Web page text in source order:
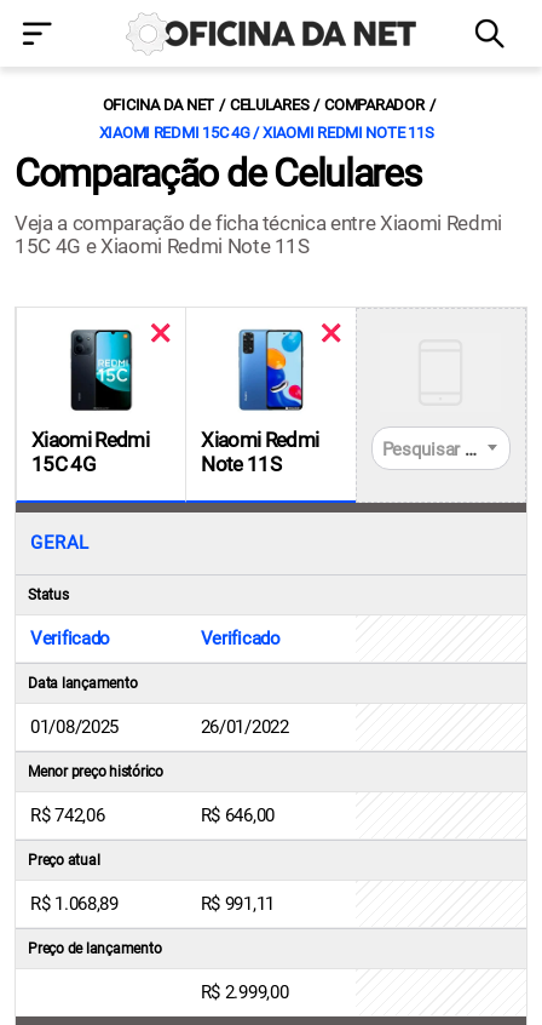
OFICINA DA NET CELULARES
COMPARADOR
XIAOMI REDMI 15C 4G / XIAOMI REDMI NOTE 11S
Comparação de Celulares
Veja a comparação de ficha técnica entre Xiaomi Redmi
15C 4G e Xiaomi Redmi Note 11S
Xiaomi Redmi
15C 4G
Xiaomi Redmi
Note 11S
Pesquisar celulares
GERAL
Status
Verificado Verificado
Data lançamento
01/08/2025 26/01/2022
Menor preço histórico
R$ 742,06 R$ 646,00
Preço atual
R$ 1.068,89 R$ 991,11
Preço de lançamento
R$ 2.999,00